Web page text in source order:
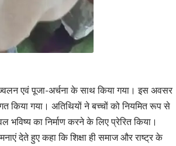
एवं पूजा-अर्चना के साथ किया गया। इस अवसर
किया गया। अतिथियों ने बच्चों को नियमित रूप से
का निर्माण करने के लिए प्रेरित किया।
देते हुए कहा कि शिक्षा ही समाज और राष्ट्र के